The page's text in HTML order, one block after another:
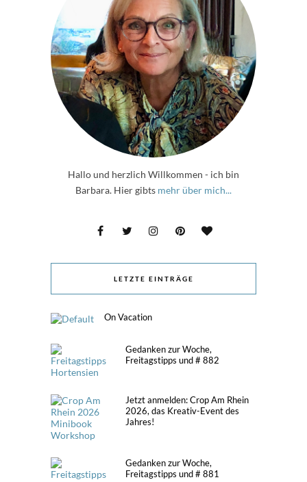
Hallo und herzlich Willkommen - ich bin
Barbara. Hier gibts mehr über mich...
LETZTE EINTRÄGE
On Vacation
Gedanken zur Woche,
Freitagstipps und # 882
Jetzt anmelden: Crop Am Rhein
2026, das Kreativ-Event des
Jahres!
Gedanken zur Woche,
Freitagstipps und # 881